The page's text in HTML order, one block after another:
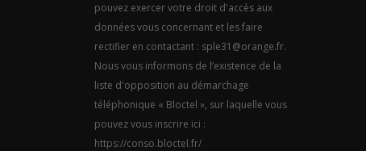
pouvez exercer votre droit d'accès aux
données vous concernant et les faire
rectifier en contactant : sple31@orange.fr.
Nous vous informons de l’existence de la
liste d'opposition au démarchage
téléphonique « Bloctel », sur laquelle vous
pouvez vous inscrire ici :
https://conso.bloctel.fr/